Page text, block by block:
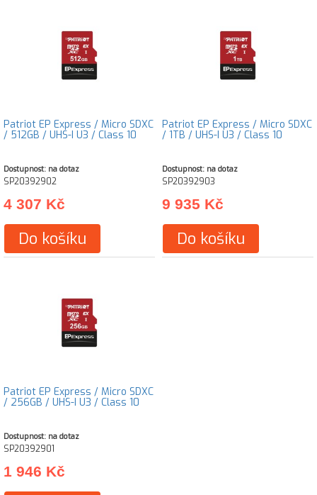
Patriot EP Express / Micro SDXC
/ 512GB / UHS-I U3 / Class 10
Dostupnost: na dotaz
SP20392902
4 307 Kč
Do košíku
Patriot EP Express / Micro SDXC
/ 1TB / UHS-I U3 / Class 10
Dostupnost: na dotaz
SP20392903
9 935 Kč
Do košíku
Patriot EP Express / Micro SDXC
/ 256GB / UHS-I U3 / Class 10
Dostupnost: na dotaz
SP20392901
1 946 Kč